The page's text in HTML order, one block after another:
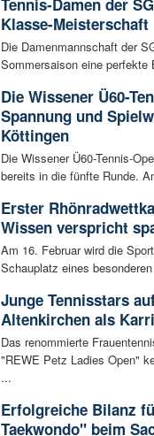
Klasse-Meisterschaft
Die Damenmannschaft der
Sommersaison eine
Die Wissener Ü60-
Spannung und
Köttingen
Die Wissener Ü60-Tennis-
bereits in die fünfte Runde.
Erster
Wissen verspricht
Am 16. Februar wird die
Schauplatz eines
Junge Tennisstars
Altenkirchen als
Das renommierte
"REWE Petz Ladies Open"
...
Erfolgreiche Bilanz
Taekwondo" beim